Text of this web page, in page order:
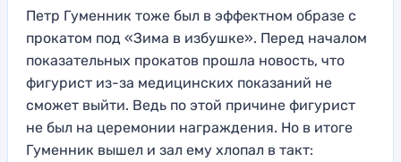
Петр Гуменник тоже был в эффектном образе с
прокатом под «Зима в избушке». Перед началом
показательных прокатов прошла новость, что
фигурист из-за медицинских показаний не
сможет выйти. Ведь по этой причине фигурист
не был на церемонии награждения. Но в итоге
Гуменник вышел и зал ему хлопал в такт: